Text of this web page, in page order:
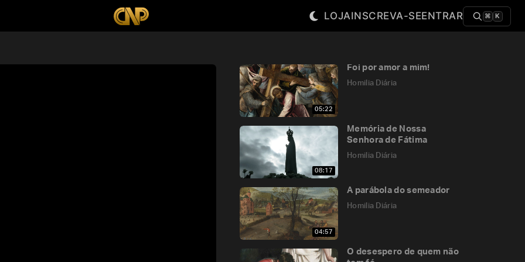
LOJAINSCREVA-SEENTRAR ⌘ K
05:22
Foi por amor a mim!
Homilia Diária
08:17
Memória de Nossa
Senhora de Fátima
Homilia Diária
04:57
A parábola do semeador
Homilia Diária
O desespero de quem não